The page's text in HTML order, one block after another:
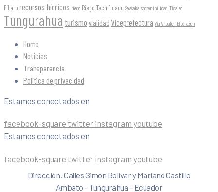
Píllaro recursos hídricos riego Riego Tecnificado Salasaka sostenibilidad Tisaleo
Tungurahua turismo vialidad Viceprefectura Vía Ambato - El Corazón
Home
Noticias
Transparencia
Política de privacidad
Estamos conectados en
facebook-square twitter instagram youtube
Estamos conectados en
facebook-square twitter instagram youtube
Dirección: Calles Simón Bolivar y Mariano Castillo
Ambato – Tungurahua – Ecuador